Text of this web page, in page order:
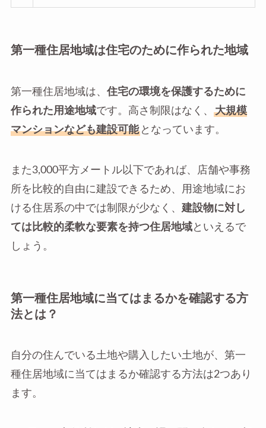
第一種住居地域は住宅のために作られた地域
第一種住居地域は、 住宅の環境を保護するために
作られた用途地域です。高さ制限はなく、
大規模
マンションなども建設可能となっています。
また3,000平方メートル以下であれば、店舗や事務
所を比較的自由に建設できるため、用途地域にお
ける住居系の中では制限が少なく、 建設物に対し
ては比較的柔軟な要素を持つ住居地域といえるで
しょう。
第一種住居地域に当てはまるかを確認する方
法とは？
自分の住んでいる土地や購入したい土地が、第一
種住居地域に当てはまるか確認する方法は2つあり
ます。